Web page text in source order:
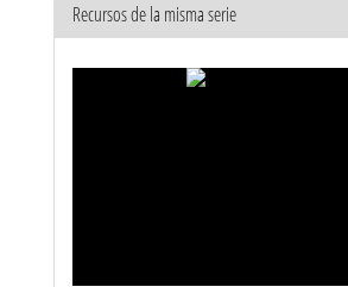
Recursos de la misma serie